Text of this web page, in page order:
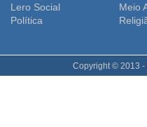
Lero Social
Meio
Polí­tica
Copyright © 2013 -